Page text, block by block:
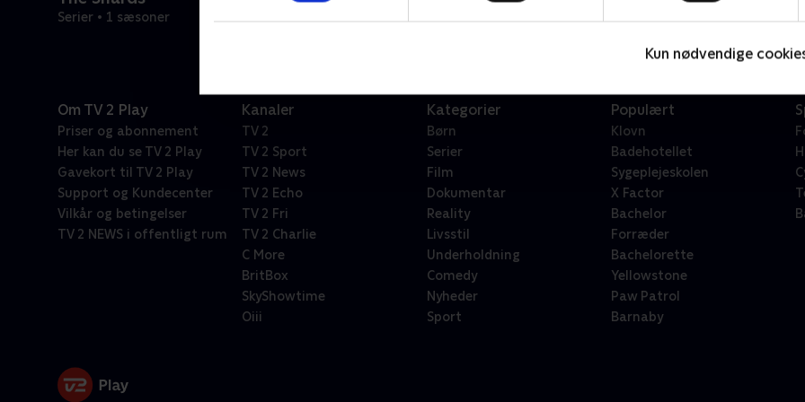
Kun nødvendige
Serier • 1 sæsoner
Om TV 2 Play
Priser og abonnement
Her kan du se TV 2 Play
Gavekort til TV 2 Play
Support og Kundecenter
Vilkår og betingelser
TV 2 NEWS i offentligt rum
Kanaler
TV 2
TV 2 Sport
TV 2 News
TV 2 Echo
TV 2 Fri
TV 2 Charlie
C More
BritBox
SkyShowtime
Oiii
Kategorier
Børn
Serier
Film
Dokumentar
Reality
Livsstil
Underholdning
Comedy
Nyheder
Sport
Populært
Klovn
Badehotellet
Sygeplejeskolen
X Factor
Bachelor
Forræder
Bachelorette
Yellowstone
Paw Patrol
Barnaby